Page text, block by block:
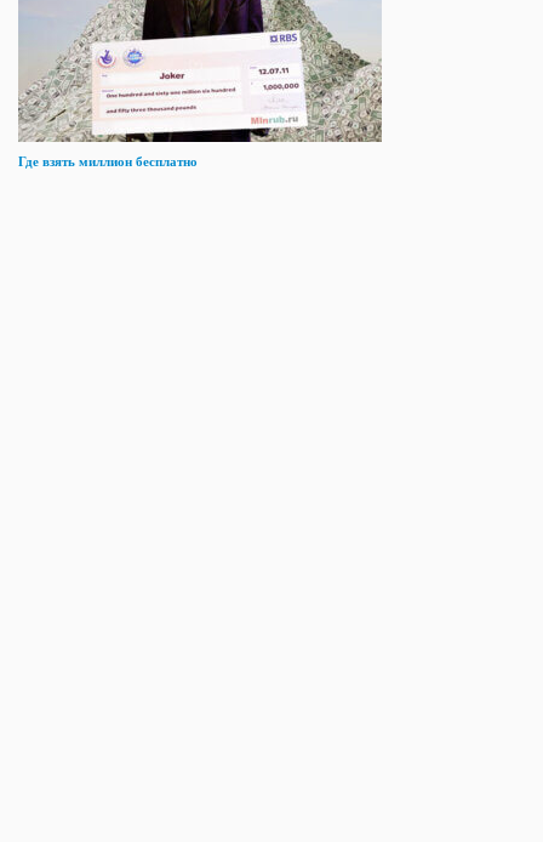
Где взять миллион бесплатно